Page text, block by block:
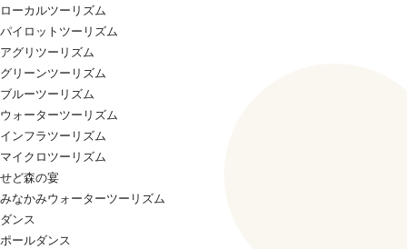
ローカルツーリズム
パイロットツーリズム
アグリツーリズム
グリーンツーリズム
ブルーツーリズム
ウォーターツーリズム
インフラツーリズム
マイクロツーリズム
せど森の宴
みなかみウォーターツーリズム
ダンス
ポールダンス